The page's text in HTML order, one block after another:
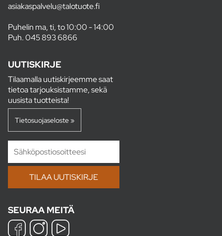
asiakaspalvelu@talotuote.fi
Puhelin ma, ti, to 10:00 - 14:00
Puh.045 893 6866
UUTISKIRJE
Tilaamalla uutiskirjeemme saat
tietoa tarjouksistamme, sekä
uusista tuotteista!
Tietosuojaseloste »
SEURAA MEITÄ